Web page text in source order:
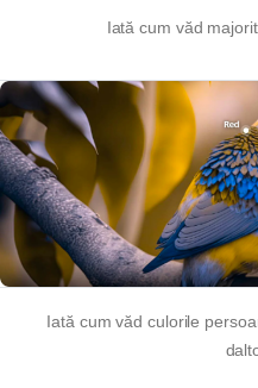
Iată cum văd
Iată cum văd culorile